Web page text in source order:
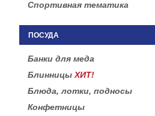
Спортивная тематика
ПОСУДА
Банки для меда
Блинницы ХИТ!
Блюда, лотки, подносы
Конфетницы